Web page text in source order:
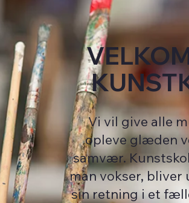
Vi vil give alle
opleve glæden
samvær.
man vokser,
sin retning i et